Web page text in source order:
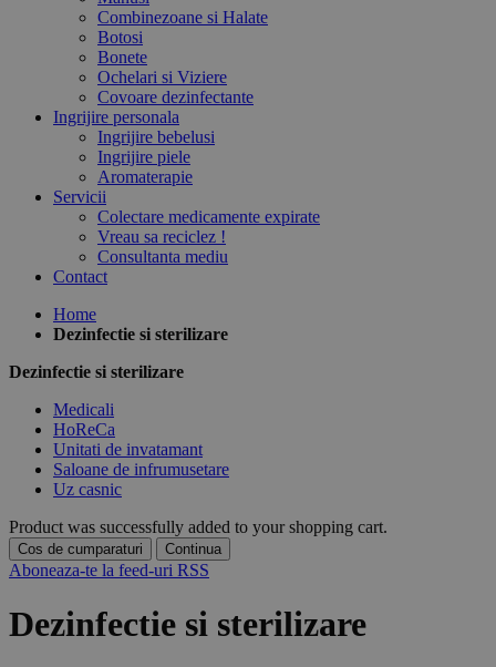
Combinezoane si Halate
Botosi
Bonete
Ochelari si Viziere
Covoare dezinfectante
Ingrijire personala
Ingrijire bebelusi
Ingrijire piele
Aromaterapie
Servicii
Colectare medicamente expirate
Vreau sa reciclez !
Consultanta mediu
Contact
Home
Dezinfectie si sterilizare
Dezinfectie si sterilizare
Medicali
HoReCa
Unitati de invatamant
Saloane de infrumusetare
Uz casnic
Product was successfully added to your shopping cart.
Cos de cumparaturi Continua
Aboneaza-te la feed-uri RSS
Dezinfectie si sterilizare